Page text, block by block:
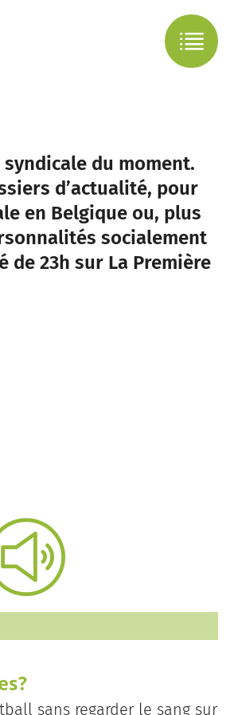
syndicale du moment.
d’actualité, pour
en Belgique ou, plus
socialement
23h sur La Première
sans regarder le sang sur